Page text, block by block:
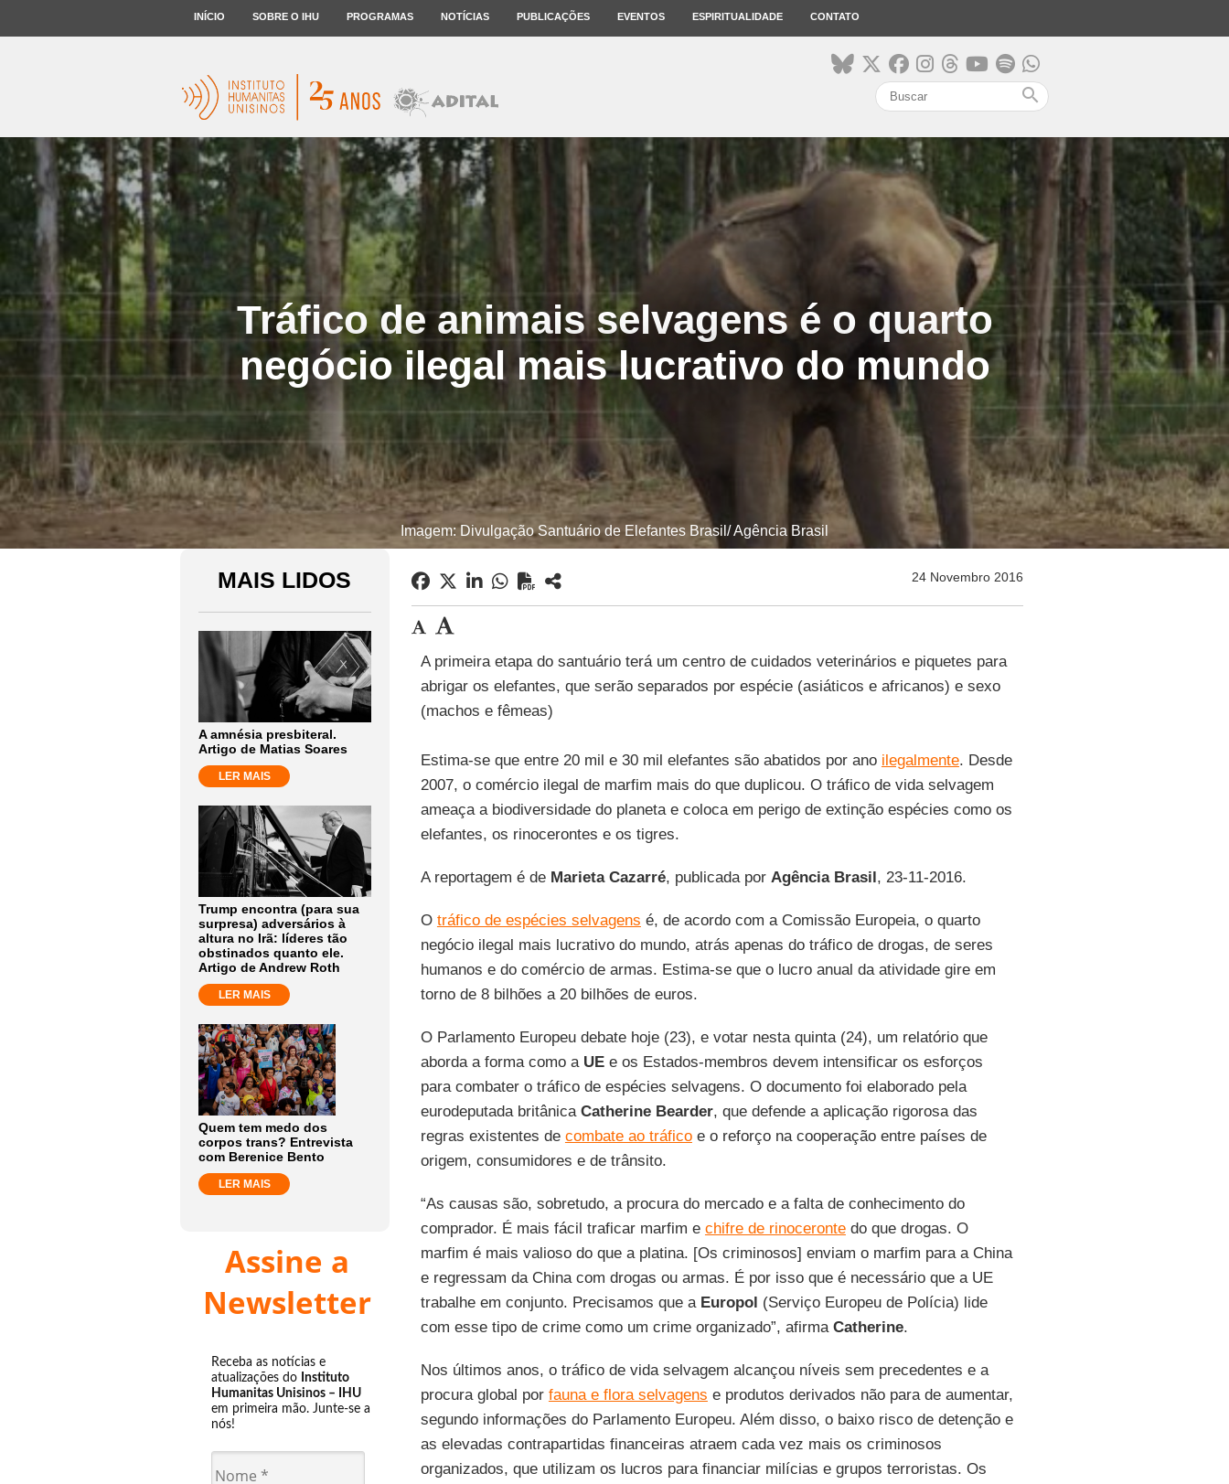
INÍCIO SOBRE O IHU PROGRAMAS NOTÍCIAS PUBLICAÇÕES EVENTOS ESPIRITUALIDADE CONTATO
search
Tráfico de animais selvagens é o quarto
negócio ilegal mais lucrativo do mundo
Imagem: Divulgação Santuário de Elefantes Brasil/ Agência Brasil
MAIS LIDOS
A amnésia presbiteral.
Artigo de Matias Soares
LER MAIS
Trump encontra (para sua
surpresa) adversários à
altura no Irã: líderes tão
obstinados quanto ele.
Artigo de Andrew Roth
LER MAIS
Quem tem medo dos
corpos trans? Entrevista
com Berenice Bento
LER MAIS
Assine a
Newsletter
Receba as notícias e
atualizações do Instituto
Humanitas Unisinos – IHU
em primeira mão. Junte-se a
nós!
24 Novembro 2016
A primeira etapa do santuário terá um centro de cuidados veterinários e piquetes para
abrigar os elefantes, que serão separados por espécie (asiáticos e africanos) e sexo
(machos e fêmeas)
Estima-se que entre 20 mil e 30 mil elefantes são abatidos por ano ilegalmente. Desde
2007, o comércio ilegal de marfim mais do que duplicou. O tráfico de vida selvagem
ameaça a biodiversidade do planeta e coloca em perigo de extinção espécies como os
elefantes, os rinocerontes e os tigres.
A reportagem é deMarieta Cazarré, publicada por Agência Brasil, 23-11-2016.
O tráfico de espécies selvagens é, de acordo com a Comissão Europeia, o quarto
negócio ilegal mais lucrativo do mundo, atrás apenas do tráfico de drogas, de seres
humanos e do comércio de armas. Estima-se que o lucro anual da atividade gire em
torno de 8 bilhões a 20 bilhões de euros.
O Parlamento Europeu debate hoje (23), e votar nesta quinta (24), um relatório que
aborda a forma como a UEe os Estados-membros devem intensificar os esforços
para combater o tráfico de espécies selvagens. O documento foi elaborado pela
eurodeputada britânica Catherine Bearder, que defende a aplicação rigorosa das
regras existentes de combate ao tráficoe o reforço na cooperação entre países de
origem, consumidores e de trânsito.
“As causas são, sobretudo, a procura do mercado e a falta de conhecimento do
comprador. É mais fácil traficar marfim e chifre de rinocerontedo que drogas. O
marfim é mais valioso do que a platina. [Os criminosos] enviam o marfim para a China
e regressam da China com drogas ou armas. É por isso que é necessário que a UE
trabalhe em conjunto. Precisamos que a Europol (Serviço Europeu de Polícia) lide
com esse tipo de crime como um crime organizado”, afirma Catherine.
Nos últimos anos, o tráfico de vida selvagem alcançou níveis sem precedentes e a
procura global por fauna e flora selvagens e produtos derivados não para de aumentar,
segundo informações do Parlamento Europeu. Além disso, o baixo risco de detenção e
as elevadas contrapartidas financeiras atraem cada vez mais os criminosos
organizados, que utilizam os lucros para financiar milícias e grupos terroristas. Os